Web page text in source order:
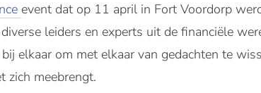
event dat op 11 april in Fort Voordorp
leiders en experts uit de financiële
elkaar om met elkaar van gedachten te
zich meebrengt.